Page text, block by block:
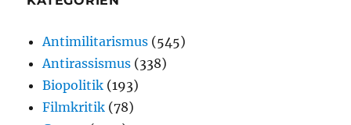
Antimilitarismus (545)
Antirassismus (338)
Biopolitik (193)
Filmkritik (78)